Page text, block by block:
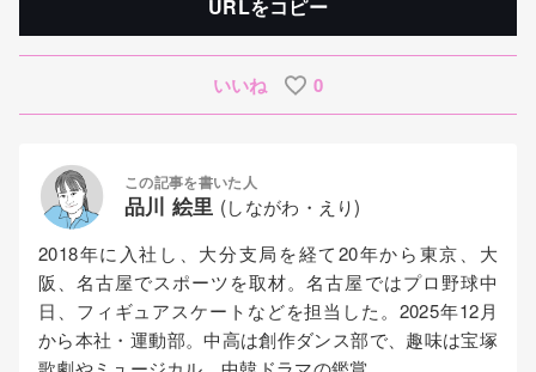
URLをコピー
いいね 0
この記事を書いた人
品川 絵里 (しながわ・えり)
2018年に入社し、大分支局を経て20年から東京、大
阪、名古屋でスポーツを取材。名古屋ではプロ野球中
日、フィギュアスケートなどを担当した。2025年12月
から本社・運動部。中高は創作ダンス部で、趣味は宝塚